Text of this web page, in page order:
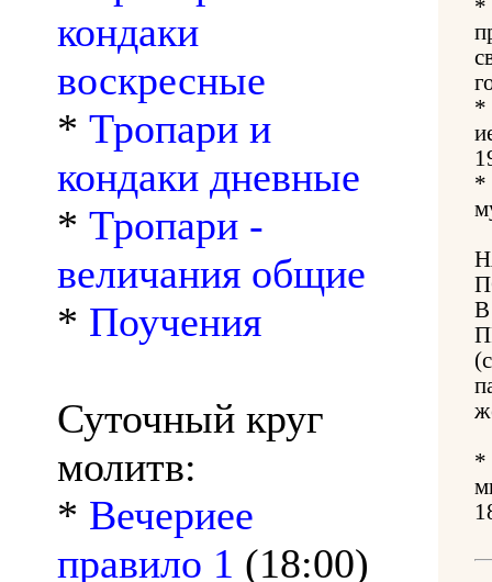
кондаки
воскресные
* Тропари и
кондаки дневные
* Тропари -
величания общие
* Поучения
Суточный круг
молитв:
* Вечериее
правило 1 (18:00)
*
*
*
*